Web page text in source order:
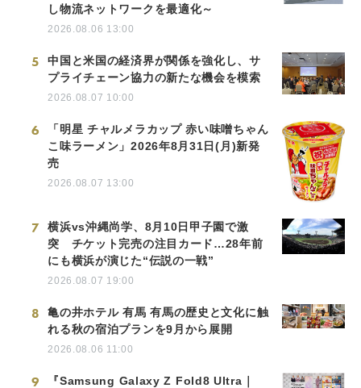
し物流ネットワークを最適化～
2026.08.06 13:00
5
中国と米国の経済界が関係を強化し、サ
プライチェーン協力の新たな機会を模索
2026.08.07 10:00
6
「明星 チャルメラカップ 赤い味噌ちゃん
こ味ラーメン」2026年8月31日(月)新発
売
2026.08.07 13:00
7
横浜vs沖縄尚学、8月10日甲子園で激
突 チケット完売の注目カード…28年前
にも横浜が演じた“伝説の一戦”
2026.08.07 19:00
8
亀の井ホテル 有馬 有馬の歴史と文化に触
れる秋の宿泊プランを9月から展開
2026.08.06 11:00
9
『Samsung Galaxy Z Fold8 Ultra｜